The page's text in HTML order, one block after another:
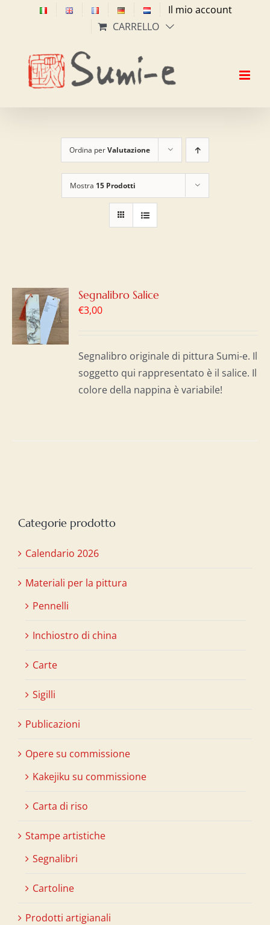
Il mio account
CARRELLO
Ordina perValutazione
Mostra 15 Prodotti
Segnalibro Salice
€3,00
Segnalibro originale di pittura Sumi-e. Il
soggetto qui rappresentato è il salice. Il
colore della nappina è variabile!
Categorie prodotto
Calendario 2026
Materiali per la pittura
Pennelli
Inchiostro di china
Carte
Sigilli
Publicazioni
Opere su commissione
Kakejiku su commissione
Carta di riso
Stampe artistiche
Segnalibri
Cartoline
Prodotti artigianali